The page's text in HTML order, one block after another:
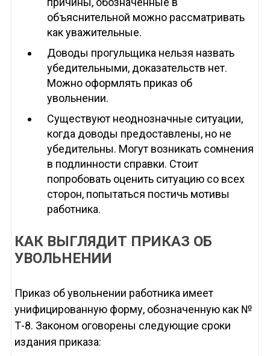
объяснительной можно рассматривать
как уважительные.
Доводы прогульщика нельзя назвать
убедительными, доказательств нет.
Можно оформлять приказ об
увольнении.
Существуют неоднозначные ситуации,
когда доводы предоставлены, но не
убедительны. Могут возникать сомнения
в подлинности справки. Стоит
попробовать оценить ситуацию со всех
сторон, попытаться постичь мотивы
работника.
КАК ВЫГЛЯДИТ ПРИКАЗ ОБ
УВОЛЬНЕНИИ
Приказ об увольнении работника имеет
унифицированную форму, обозначенную как №
Т-8. Законом оговорены следующие сроки
издания приказа: